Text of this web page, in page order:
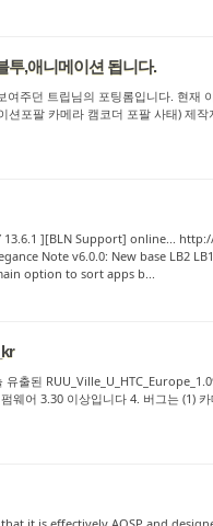
투,애니메이션 됩니다.
주던 트립님의 포팅롬입니다. 현재
포팔 카메라 캠코더 포팔 사태) 제
13.6.1 ][BLN Support] online...
Note v6.0.0: New base LB2
option to sort apps b...
된
웨어 3.30 이상입니다 4. 버그는 (1)